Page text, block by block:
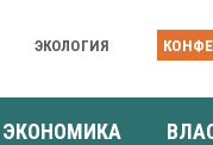
ЭКОЛОГИЯ
ЭКОНОМИКА